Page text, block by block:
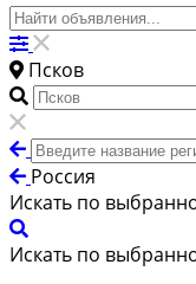
Псков
Россия
Искать по
Искать по